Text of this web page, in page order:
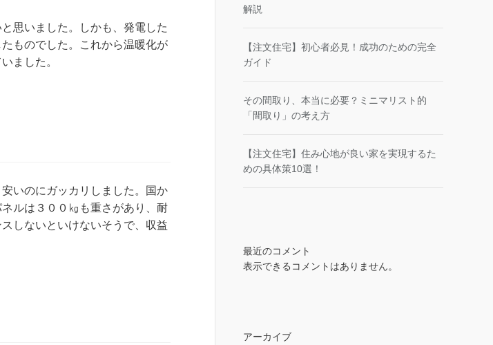
思いました。しかも、発電した
ものでした。これから温暖化が
ました。
いのにガッカリしました。国か
ルは３００㎏も重さがあり、耐
しないといけないそうで、収益
解説
【注文住宅】初心者必見！成功のための完全
ガイド
その間取り、本当に必要？ミニマリスト的
「間取り」の考え方
【注文住宅】住み心地が良い家を実現するた
めの具体策10選！
最近のコメント
表示できるコメントはありません。
アーカイブ